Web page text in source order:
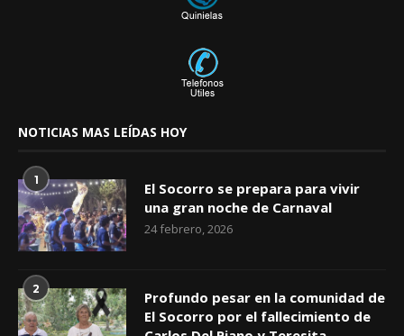
NOTICIAS MAS LEÍDAS HOY
1
El Socorro se prepara para vivir
una gran noche de Carnaval
24 febrero, 2026
2
Profundo pesar en la comunidad de
El Socorro por el fallecimiento de